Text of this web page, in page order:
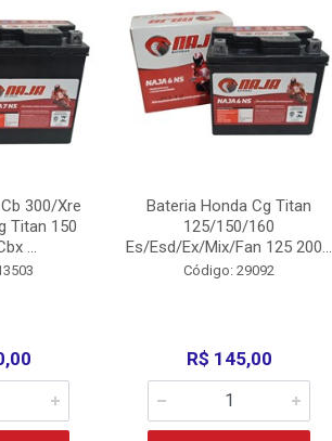
300/Xre
Titan 150
...
Bateria Honda Cg Titan
125/150/160
Es/Esd/Ex/Mix/Fan 125 200...
Código: 29092
R$ 145,00